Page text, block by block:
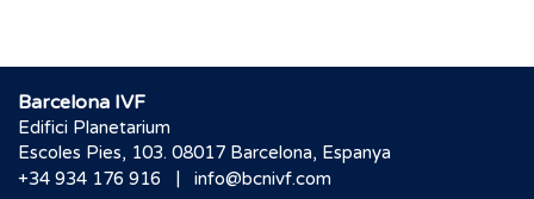
Barcelona IVF
Edifici Planetarium
Escoles Pies, 103. 08017 Barcelona, Espanya
+34 934 176 916
| info@bcnivf.com